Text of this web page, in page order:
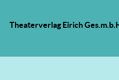
Theaterverlag Eirich